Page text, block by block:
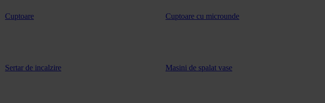
Cuptoare Cuptoare cu microunde
Sertar de incalzire Masini de spalat vase